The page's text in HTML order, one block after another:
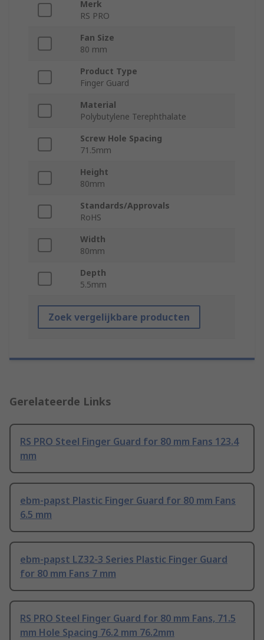
Merk
RS PRO
Fan Size
80 mm
Product Type
Finger Guard
Material
Polybutylene Terephthalate
Screw Hole Spacing
71.5mm
Height
80mm
Standards/Approvals
RoHS
Width
80mm
Depth
5.5mm
Zoek vergelijkbare producten
Gerelateerde Links
RS PRO Steel Finger Guard for 80 mm Fans 123.4
mm
ebm-papst Plastic Finger Guard for 80 mm Fans
6.5 mm
ebm-papst LZ32-3 Series Plastic Finger Guard
for 80 mm Fans 7 mm
RS PRO Steel Finger Guard for 80 mm Fans, 71.5
mm Hole Spacing 76.2 mm 76.2mm